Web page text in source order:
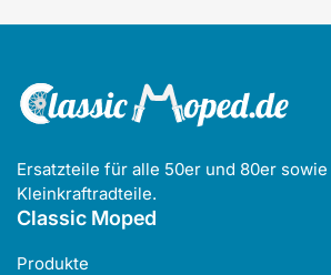
Ersatzteile für alle 50er und 80er
Kleinkraftradteile.
Classic Moped
Produkte